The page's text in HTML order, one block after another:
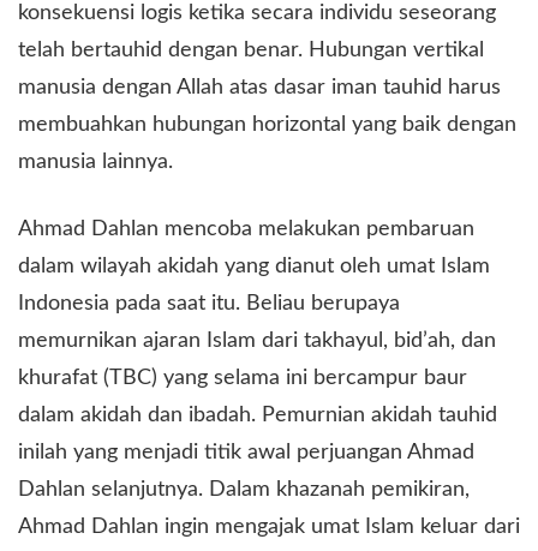
konsekuensi logis ketika secara individu seseorang
telah bertauhid dengan benar. Hubungan vertikal
manusia dengan Allah atas dasar iman tauhid harus
membuahkan hubungan horizontal yang baik dengan
manusia lainnya.
​Ahmad Dahlan mencoba melakukan pembaruan
dalam wilayah akidah yang dianut oleh umat Islam
Indonesia pada saat itu. Beliau berupaya
memurnikan ajaran Islam dari takhayul, bid’ah, dan
khurafat (TBC) yang selama ini bercampur baur
dalam akidah dan ibadah. Pemurnian akidah tauhid
inilah yang menjadi titik awal perjuangan Ahmad
Dahlan selanjutnya. Dalam khazanah pemikiran,
Ahmad Dahlan ingin mengajak umat Islam keluar dari